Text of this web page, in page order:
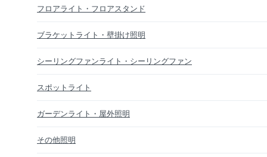
フロアライト・フロアスタンド
ブラケットライト・壁掛け照明
シーリングファンライト・シーリングファン
スポットライト
ガーデンライト・屋外照明
その他照明